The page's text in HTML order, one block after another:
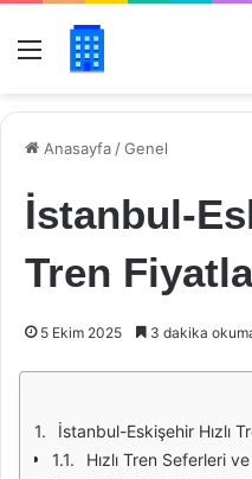
Menü
Anasayfa /Genel
İstanbul-
Tren
5 Ekim 2025 3 dakika
İstanbul-Eskişehir Hızlı
Hızlı Tren Seferleri